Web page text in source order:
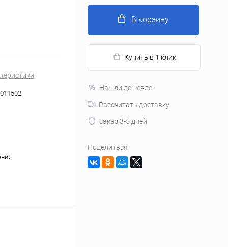
В корзину
Купить в 1 клик
Нашли дешевле
Рассчитать доставку
заказ 3-5 дней
Поделиться